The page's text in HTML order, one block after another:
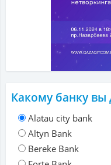
Какому банку вы
Alatau city bank
Altyn Bank
Bereke Bank